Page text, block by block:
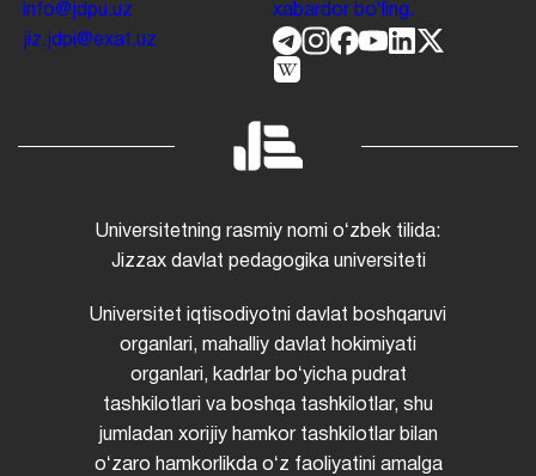
info@jdpu.uz
jiz.jdpi@exat.uz
xabardor boʻling.
Universitetning rasmiy nomi oʻzbek tilida:
Jizzax davlat pedagogika universiteti
Universitet iqtisodiyotni davlat boshqaruvi
organlari, mahalliy davlat hokimiyati
organlari, kadrlar boʻyicha pudrat
tashkilotlari va boshqa tashkilotlar, shu
jumladan xorijiy hamkor tashkilotlar bilan
oʻzaro hamkorlikda oʻz faoliyatini amalga